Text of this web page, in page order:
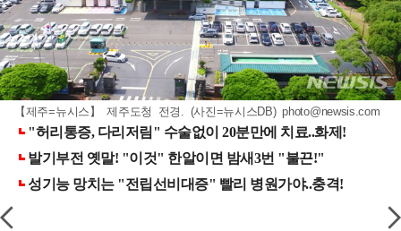
【제주=뉴시스】 제주도청 전경. (사진=뉴시스DB)photo@newsis.com